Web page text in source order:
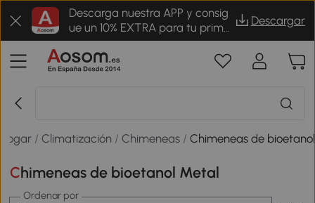
Descarga nuestra APP y consig
ue un 10% EXTRA para tu prime
r pedido
Descargar
Hogar /Climatización /Chimeneas /Chimeneas de bioetanol
Chimeneas de bioetanol Metal
Ordenar por